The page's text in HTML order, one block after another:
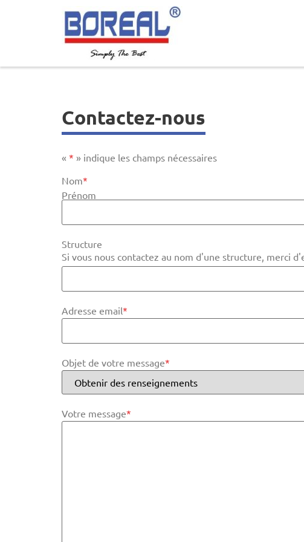
Contactez-nous
« * » indique les champs nécessaires
Nom*
Prénom
Structure
Si vous nous contactez au nom d'une structure, merci
Adresse email*
Objet de votre message*
Votre message*